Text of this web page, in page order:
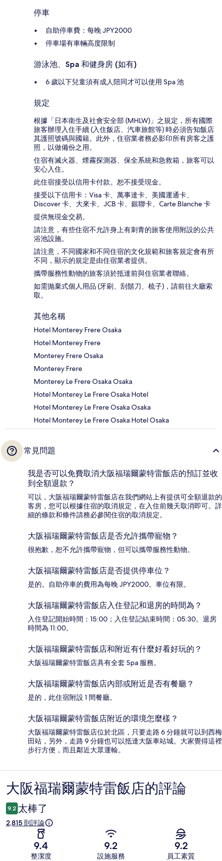
停車
自助停車費：每晚 JPY2000
停車場有車輛高度限制
游泳池、Spa 和健身房 (如有)
6 歲以下兒童須有成人陪同才可以使用 Spa 池
規定
根據「日本衛生及社會安全部 (MHLW)」之規定，所有國際
旅客辦理入住手續 (入住飯店、汽車旅館等) 時必須告知飯店
其護照號碼與國籍。此外，住宿業者務必影印所有房客之護
照，以做備份之用。
住宿有滅火器、煙霧探測器、保全系統和急救箱，旅客可以
安心入住。
此住宿接受以信用卡付款。恕不接受現金。
接受以下信用卡：Visa 卡、萬事達卡、美國運通卡、
Discover 卡、大來卡、JCB 卡、銀聯卡、Carte Blanche 卡
提供無現金交易。
請注意，有些住宿不允許身上有刺青的旅客使用附設的公共
浴池設施。
請注意，不同國家和不同住宿的文化規範和旅客規定會有所
不同，顯示的規定是由住宿業者提供。
攜帶服務性動物的旅客須於抵達前與住宿業者聯絡。
如需抛棄式個人用品 (牙刷、刮鬍刀、梳子)，請前往大廳索
取。
其他名稱
Hotel Monterey Frere Osaka
Hotel Monterey Frere
Monterey Frere Osaka
Monterey Frere
Monterey Le Frere Osaka Osaka
Hotel Monterey Le Frere Osaka Hotel
Hotel Monterey Le Frere Osaka Osaka
Hotel Monterey Le Frere Osaka Hotel Osaka
常見問題
我是否可以免費取消大阪福瑞爾蒙特雷飯店的預訂並收
到全額退款？
可以，大阪福瑞爾蒙特雷飯店在我們網站上有提供可全額退款的
客房，您可以根據住宿的取消規定，在入住前幾天取消即可。詳
細的條款和條件請務必參閱住宿的取消規定。
大阪福瑞爾蒙特雷飯店是否允許攜帶寵物？
很抱歉，恕不允許攜帶寵物，但可以攜帶服務性動物。
大阪福瑞爾蒙特雷飯店是否提供停車位？
是的。自助停車的費用為每晚 JPY2000。車位有限。
大阪福瑞爾蒙特雷飯店入住登記和退房的時間為？
入住登記開始時間：15:00；入住登記結束時間：05:30。退房
時間為 11:00。
大阪福瑞爾蒙特雷飯店和附近有什麼好看好玩的？
大阪福瑞爾蒙特雷飯店具有全套 Spa 服務。
大阪福瑞爾蒙特雷飯店內部或附近是否有餐廳？
是的，此住宿附設 1 間餐廳。
大阪福瑞爾蒙特雷飯店附近的環境怎麼樣？
大阪福瑞爾蒙特雷飯店位於北區，只要走路 6 分鐘就可以到西梅
田站，另外，走路 9 分鐘也可以抵達大阪車站城。大家覺得這裡
步行方便，而且鄰近大眾運輸。
評
論
大阪福瑞爾蒙特雷飯店的評論
9.2 太棒了
2,815 則評論
9.4
整潔度
9.2
設施服務
9.2
員工素質